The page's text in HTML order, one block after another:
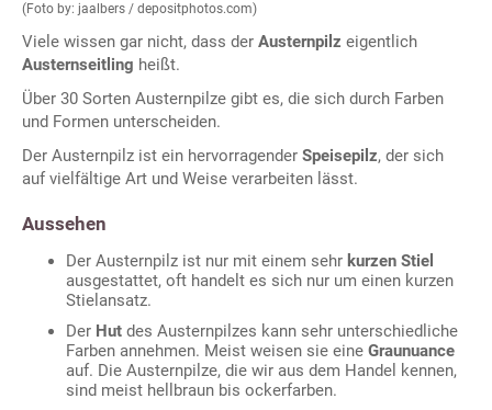
(Foto by: jaalbers / depositphotos.com)
Viele wissen gar nicht, dass der Austernpilz eigentlich
Austernseitling heißt.
Über 30 Sorten Austernpilze gibt es, die sich durch Farben
und Formen unterscheiden.
Der Austernpilz ist ein hervorragender Speisepilz, der sich
auf vielfältige Art und Weise verarbeiten lässt.
Aussehen
Der Austernpilz ist nur mit einem sehr kurzen Stiel
ausgestattet, oft handelt es sich nur um einen kurzen
Stielansatz.
Der Hut des Austernpilzes kann sehr unterschiedliche
Farben annehmen. Meist weisen sie eine Graunuance
auf. Die Austernpilze, die wir aus dem Handel kennen,
sind meist hellbraun bis ockerfarben.